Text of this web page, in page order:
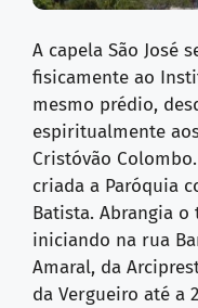
A capela São José
fisicamente ao
mesmo prédio,
espiritualmente
Cristóvão
criada a Paróquia
Batista. Abrangia
iniciando na rua
Amaral, da
da Vergueiro até a